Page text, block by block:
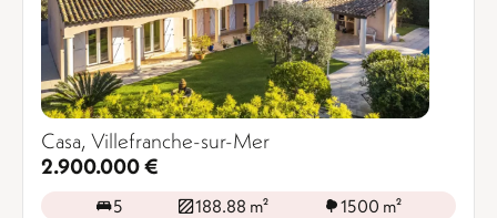
Casa, Villefranche-sur-Mer
2.900.000 €
5 188.88 m² 1500 m²